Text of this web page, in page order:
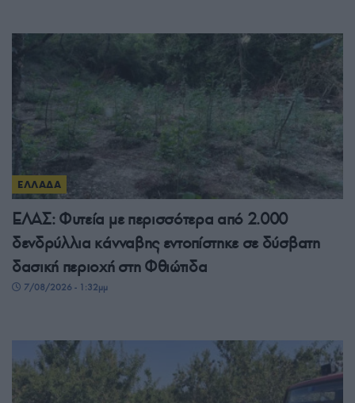
ΕΛΛΑΔΑ
ΕΛΑΣ: Φυτεία με περισσότερα από 2.000
δενδρύλλια κάνναβης εντοπίστηκε σε δύσβατη
δασική περιοχή στη Φθιώτιδα
7/08/2026 - 1:32μμ